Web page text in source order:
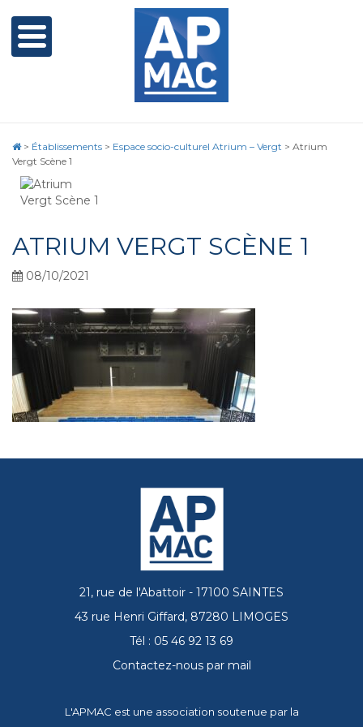
> Établissements > Espace socio-culturel Atrium – Vergt > Atrium
Vergt Scène 1
ATRIUM VERGT SCÈNE 1
08/10/2021
21, rue de l'Abattoir - 17100 SAINTES
43 rue Henri Giffard, 87280 LIMOGES
Tél : 05 46 92 13 69
Contactez-nous par mail
L'APMAC est une association soutenue par la